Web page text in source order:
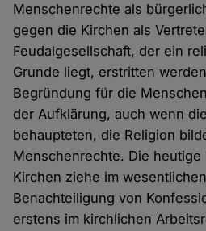
Menschenrechte als
gegen die Kirchen als
Feudalgesellschaft, der ein
Grunde liegt, erstritten
Begründung für die
der Aufklärung, auch wenn
behaupteten, die Religion
Menschenrechte. Die
Kirchen ziehe im
Benachteiligung von
erstens im kirchlichen